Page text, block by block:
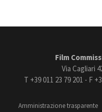
Film
Via Cagliari
T +39 011 23 79 201 - F
Amministrazione trasparente